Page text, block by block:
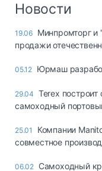
Новости
19.06 Минпромторг и
продажи
05.12 Юрмаш
29.04 Terex
самоходный
25.01
Компании
совместное
06.02 Самоходный